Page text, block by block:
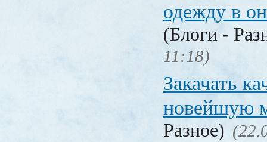
одежду в
(Блоги -
11:18)
Закачать
новейшую
Разное)